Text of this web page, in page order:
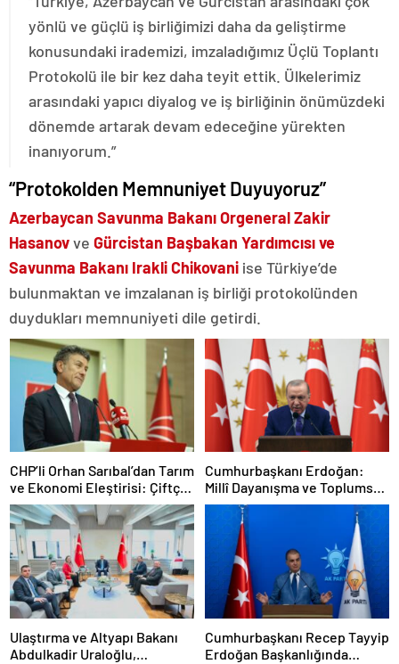
yönlü ve güçlü iş birliğimizi daha da geliştirme
konusundaki irademizi, imzaladığımız Üçlü Toplantı
Protokolü ile bir kez daha teyit ettik. Ülkelerimiz
arasındaki yapıcı diyalog ve iş birliğinin önümüzdeki
dönemde artarak devam edeceğine yürekten
inanıyorum.”
“Protokolden Memnuniyet Duyuyoruz”
Azerbaycan Savunma Bakanı Orgeneral Zakir
Hasanovve Gürcistan Başbakan Yardımcısı ve
Savunma Bakanı Irakli Chikovani ise Türkiye’de
bulunmaktan ve imzalanan iş birliği protokolünden
duydukları memnuniyeti dile getirdi.
CHP’li Orhan Sarıbal’dan Tarım
ve Ekonomi Eleştirisi: Çiftçi
Kaderiyle Baş Başa Kaldı
Cumhurbaşkanı Erdoğan:
Millî Dayanışma ve Toplumsal
Bütünleşmenin
Güçlendirilmesine Dair Kanun
Teklifi Gazi Meclisimizin
Takdirine Sunuldu
Ulaştırma ve Altyapı Bakanı
Abdulkadir Uraloğlu,
Cumhurbaşkanı Recep Tayyip
Erdoğan Başkanlığında